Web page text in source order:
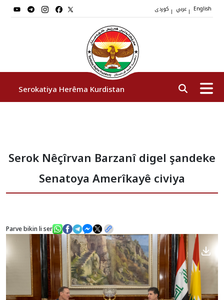
| | English
Serokatiya Herêma Kurdistan
Cîgirên Serok
Stafê Serokatiyê
Sazî
Nûçe
Galerî
Serok Nêçîrvan Barzanî digel şandeke
Senatoya Amerîkayê civiya
Parve bikin li ser